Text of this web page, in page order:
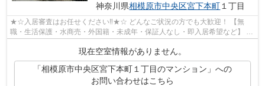
神奈川県相模原市中央区宮下本町 １丁目
★☆入居審査はお任せください‼★☆ どんなご状況の方でも大歓迎！ 【無
職・生活保護・水商売・外国籍・未成年・保証人なし・即入居希望など】 ネ
ット非公開の物件からもお探し致します‼ ...
現在空室情報がありません。
「相模原市中央区宮下本町１丁目のマンション」への
お問い合わせはこちら